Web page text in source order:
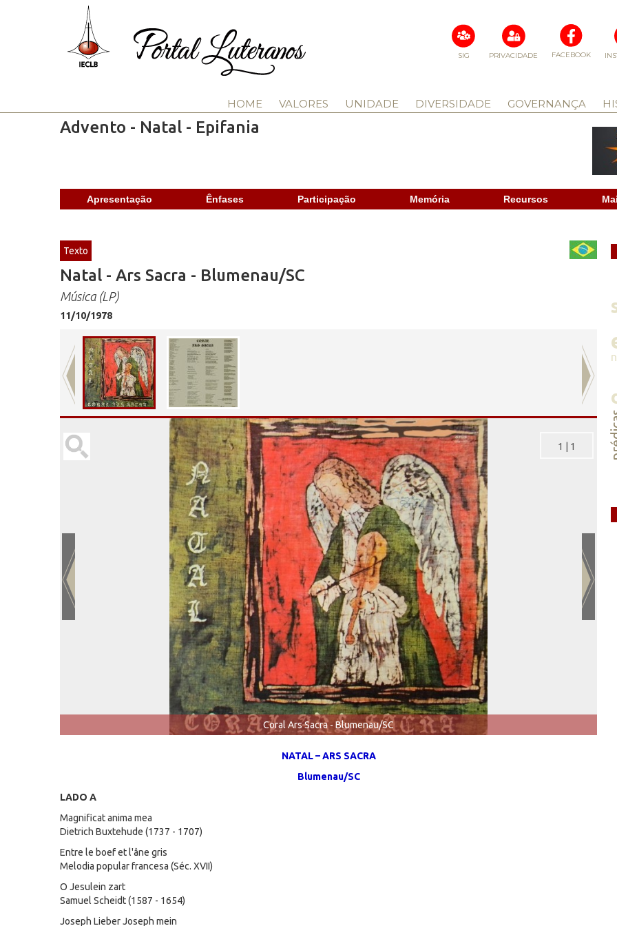
FACEBOOK
PRIVACIDADE
SIG
HOME VALORES UNIDADE DIVERSIDADE GOVERNANÇA
Advento - Natal - Epifania
Apresentação Ênfases Participação Memória Recursos
Texto
Natal - Ars Sacra - Blumenau/SC
Música (LP)
11/10/1978
Coral Ars Sacra - Blumenau/SC
1 1
NATAL – ARS SACRA
Blumenau/SC
LADO A
Magnificat anima mea
Dietrich Buxtehude (1737 - 1707)
Entre le boef et l'âne gris
Melodia popular francesa (Séc. XVII)
O Jesulein zart
Samuel Scheidt (1587 - 1654)
Joseph Lieber Joseph mein